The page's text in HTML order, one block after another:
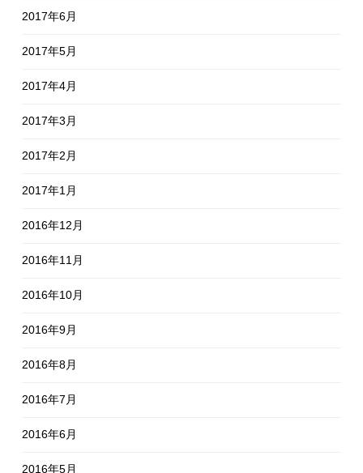
2017年6月
2017年5月
2017年4月
2017年3月
2017年2月
2017年1月
2016年12月
2016年11月
2016年10月
2016年9月
2016年8月
2016年7月
2016年6月
2016年5月